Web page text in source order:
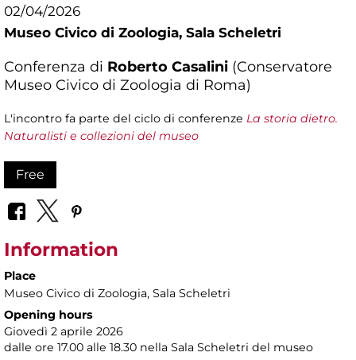
02/04/2026
Museo Civico di Zoologia, Sala Scheletri
Conferenza di Roberto Casalini (Conservatore
Museo Civico di Zoologia di Roma)
L'incontro fa parte del ciclo di conferenze La storia dietro.
Naturalisti e collezioni del museo
Free
Information
Place
Museo Civico di Zoologia, Sala Scheletri
Opening hours
Giovedì 2 aprile 2026
dalle ore 17.00 alle 18.30 nella Sala Scheletri del museo